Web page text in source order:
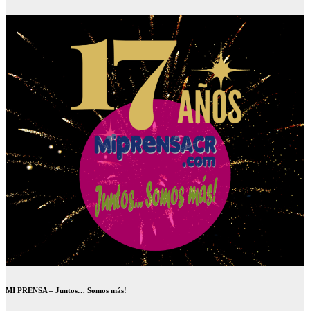
MI PRENSA – Juntos… Somos más!